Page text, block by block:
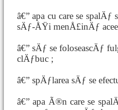
â€” apa cu care se
sÄƒ-ÅŸi menÅ£inÄƒ
â€” sÄƒ se foloseascÄƒ
clÄƒbuc ;
â€” spÄƒlarea sÄƒ se
â€” apa Ã®n care se